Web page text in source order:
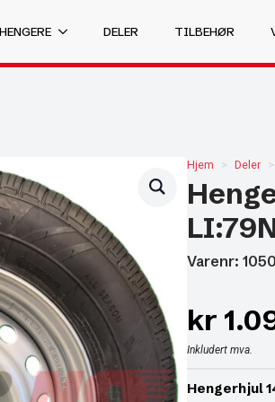
DELER TILBEHØR
Hjem Deler
Varenr:
kr
Inkludert mva.
Hengerhjul